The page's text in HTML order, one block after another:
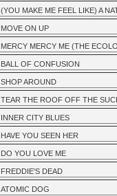
(YOU MAKE ME FEEL LIKE) A
MOVE ON UP
MERCY MERCY ME (THE
BALL OF CONFUSION
SHOP AROUND
TEAR THE ROOF OFF THE
INNER CITY BLUES
HAVE YOU SEEN HER
DO YOU LOVE ME
FREDDIE'S DEAD
ATOMIC DOG